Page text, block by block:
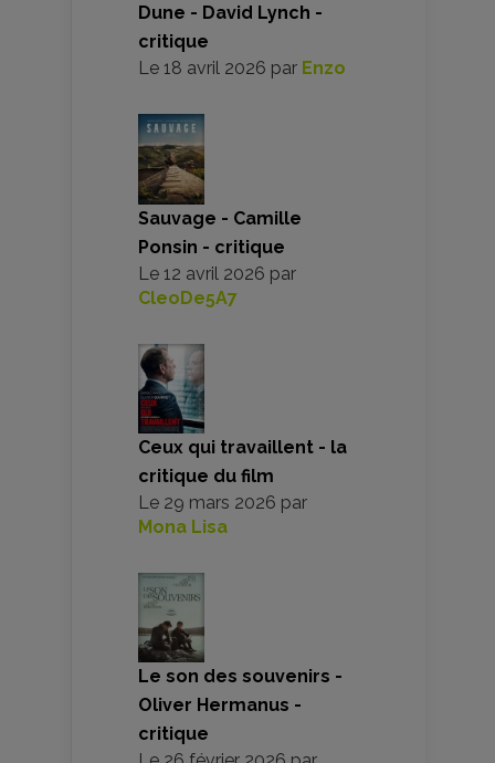
Dune - David Lynch -
critique
Le 18 avril 2026 par Enzo
Sauvage - Camille
Ponsin - critique
Le 12 avril 2026 par
CleoDe5A7
Ceux qui travaillent - la
critique du film
Le 29 mars 2026 par
Mona Lisa
Le son des souvenirs -
Oliver Hermanus -
critique